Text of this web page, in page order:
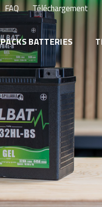
FAQ Téléchargement
PACKS BATTERIES